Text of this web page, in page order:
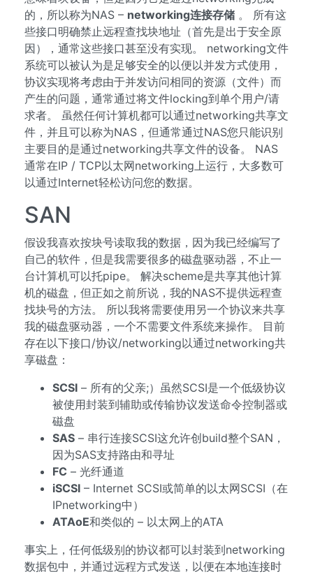
的，所以称为NAS – networking连接存储 。 所有这
些接口明确禁止远程查找块地址（首先是出于安全原
因），通常这些接口甚至没有实现。 networking文件
系统可以被认为是足够安全的以便以并发方式使用，
协议实现将考虑由于并发访问相同的资源（文件）而
产生的问题，通常通过将文件locking到单个用户/请
求者。 虽然任何计算机都可以通过networking共享文
件，并且可以称为NAS，但通常通过NAS您只能识别
主要目的是通过networking共享文件的设备。 NAS
通常在IP / TCP以太网networking上运行，大多数可
以通过Internet轻松访问您的数据。
SAN
假设我喜欢按块号读取我的数据，因为我已经编写了
自己的软件，但是我需要很多的磁盘驱动器，不止一
台计算机可以托pipe。 解决scheme是共享其他计算
机的磁盘，但正如之前所说，我的NAS不提供远程查
找块号的方法。 所以我将需要使用另一个协议来共享
我的磁盘驱动器，一个不需要文件系统来操作。 目前
存在以下接口/协议/networking以通过networking共
享磁盘：
SCSI – 所有的父亲;）虽然SCSI是一个低级协议
被使用封装到辅助或传输协议发送命令控制器或
磁盘
SAS – 串行连接SCSI这允许创build整个SAN，
因为SAS支持路由和寻址
FC – 光纤通道
iSCSI – Internet SCSI或简单的以太网SCSI（在
IPnetworking中）
ATAoE和类似的 – 以太网上的ATA
事实上，任何低级别的协议都可以封装到networking
数据包中，并通过远程方式发送，以便在本地连接时